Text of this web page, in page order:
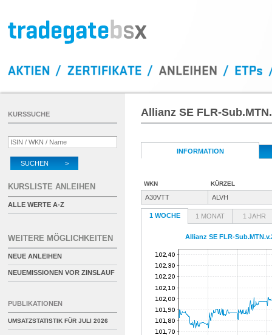
Allianz SE FLR-
INFORMATION
WKN KÜRZEL
A30VTT ALVH
1 WOCHE 1 MONAT 1 JAHR
Allianz SE FLR-
KURSSUCHE
SUCHEN >
KURSLISTE ANLEIHEN
ALLE WERTE A-Z
WEITERE MÖGLICHKEITEN
NEUE ANLEIHEN
NEUEMISSIONEN VOR ZINSLAUF
PUBLIKATIONEN
UMSATZSTATISTIK FÜR JULI 2026